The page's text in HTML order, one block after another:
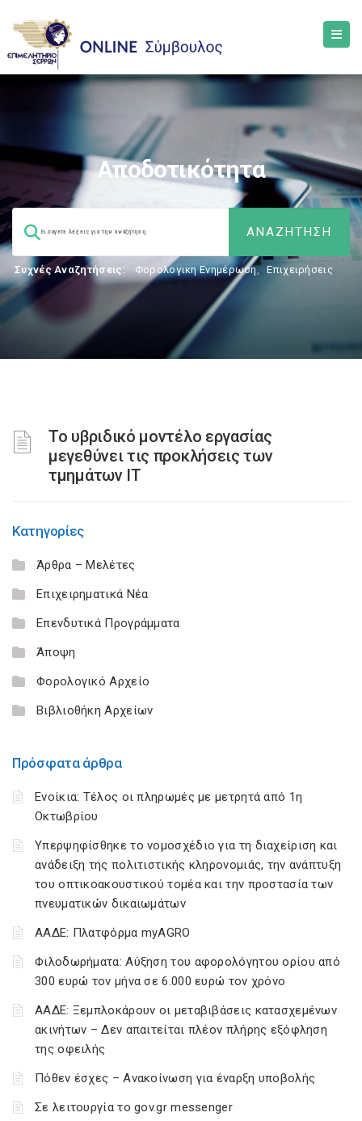
Αποδοτικότητα
Συχνές Αναζητήσεις: Φορολογικη Ενημέρωση, Επιχειρήσεις
Το υβριδικό μοντέλο εργασίας
μεγεθύνει τις προκλήσεις των
τμημάτων ΙΤ
Κατηγορίες
Άρθρα – Μελέτες
Επιχειρηματικά Νέα
Επενδυτικά Προγράμματα
Άποψη
Φορολογικό Αρχείο
Βιβλιοθήκη Αρχείων
Πρόσφατα άρθρα
Ενοίκια: Τέλος οι πληρωμές με μετρητά από 1η
Οκτωβρίου
Υπερψηφίσθηκε το νομοσχέδιο για τη διαχείριση και
ανάδειξη της πολιτιστικής κληρονομιάς, την ανάπτυξη
του οπτικοακουστικού τομέα και την προστασία των
πνευματικών δικαιωμάτων
ΑΑΔΕ: Πλατφόρμα myAGRO
Φιλοδωρήματα: Αύξηση του αφορολόγητου ορίου από
300 ευρώ τον μήνα σε 6.000 ευρώ τον χρόνο
ΑΑΔΕ: Ξεμπλοκάρουν οι μεταβιβάσεις κατασχεμένων
ακινήτων – Δεν απαιτείται πλέον πλήρης εξόφληση
της οφειλής
Πόθεν έσχες – Ανακοίνωση για έναρξη υποβολής
Σε λειτουργία το gov.gr messenger